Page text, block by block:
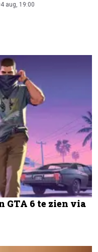
aug, 19:00
GTA 6 te zien via